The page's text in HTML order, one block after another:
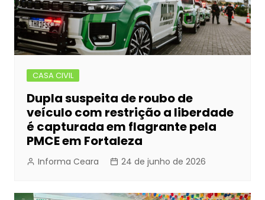
CASA CIVIL
Dupla suspeita de roubo de
veículo com restrição a liberdade
é capturada em flagrante pela
PMCE em Fortaleza
Informa Ceara 24 de junho de 2026